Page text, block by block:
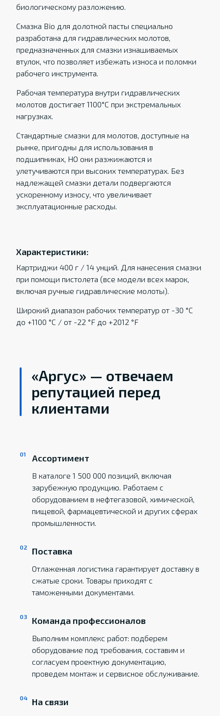
биологическому разложению.
Смазка Bio для долотной пасты специально
разработана для гидравлических молотов,
предназначенных для смазки изнашиваемых
втулок, что позволяет избежать износа и поломки
рабочего инструмента.
Рабочая температура внутри гидравлических
молотов достигает 1100°C при экстремальных
нагрузках.
Стандартные смазки для молотов, доступные на
рынке, пригодны для использования в
подшипниках, НО они разжижаются и
улетучиваются при высоких температурах. Без
надлежащей смазки детали подвергаются
ускоренному износу, что увеличивает
эксплуатационные расходы.
Характеристики:
Картриджи 400 г / 14 унций. Для нанесения смазки
при помощи пистолета (все модели всех марок,
включая ручные гидравлические молоты).
Широкий диапазон рабочих температур от -30 °C
до +1100 °C / от -22 °F до +2012 °F
«Аргус» — отвечаем
репутацией перед
клиентами
Ассортимент
В каталоге 1 500 000 позиций, включая
зарубежную продукцию. Работаем с
оборудованием в нефтегазовой, химической,
пищевой, фармацевтической и других сферах
промышленности.
Поставка
Отлаженная логистика гарантирует доставку в
сжатые сроки. Товары приходят с
таможенными документами.
Команда профессионалов
Выполним комплекс работ: подберем
оборудование под требования, составим и
согласуем проектную документацию,
проведем монтаж и сервисное обслуживание.
На связи